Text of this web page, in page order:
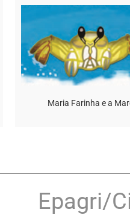
Maria Farinha e a
Epagri/